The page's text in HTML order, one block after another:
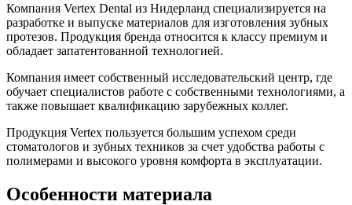
Компания Vertex Dental из Нидерланд специализируется на
разработке и выпуске материалов для изготовления зубных
протезов. Продукция бренда относится к классу премиум и
обладает запатентованной технологией.
Компания имеет собственный исследовательский центр, где
обучает специалистов работе с собственными технологиями, а
также повышает квалификацию зарубежных коллег.
Продукция Vertex пользуется большим успехом среди
стоматологов и зубных техников за счет удобства работы с
полимерами и высокого уровня комфорта в эксплуатации.
Особенности материала